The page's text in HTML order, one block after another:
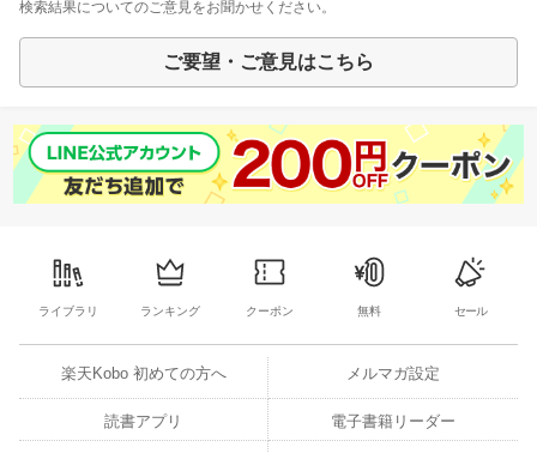
検索結果についてのご意見をお聞かせください。
ご要望・ご意見はこちら
ライブラリ ランキング クーポン 無料 セール
楽天Kobo 初めての方へ メルマガ設定
読書アプリ 電子書籍リーダー